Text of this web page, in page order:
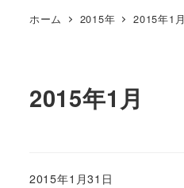
ホーム 2015年 2015年1月
2015年1月
2015年1月31日